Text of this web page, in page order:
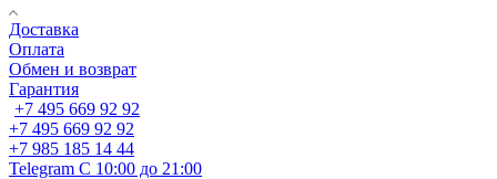
Доставка
Оплата
Обмен и возврат
Гарантия
+7 495 669 92 92
+7 495 669 92 92
+7 985 185 14 44
Telegram С 10:00 до 21:00